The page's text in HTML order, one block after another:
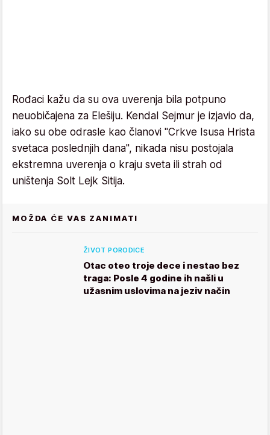
Rođaci kažu da su ova uverenja bila potpuno
neuobičajena za Elešiju. Kendal Sejmur je izjavio da,
iako su obe odrasle kao članovi "Crkve Isusa Hrista
svetaca poslednjih dana", nikada nisu postojala
ekstremna uverenja o kraju sveta ili strah od
uništenja Solt Lejk Sitija.
MOŽDA ĆE VAS ZANIMATI
ŽIVOT PORODICE
Otac oteo troje dece i nestao bez
traga: Posle 4 godine ih našli u
užasnim uslovima na jeziv način